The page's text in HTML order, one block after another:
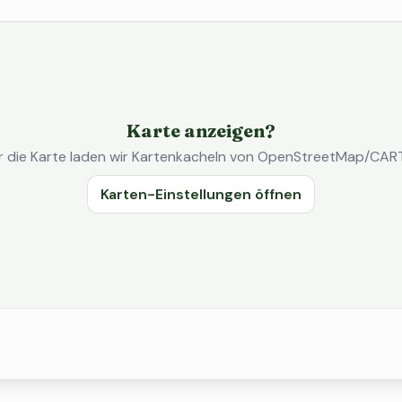
Karte anzeigen?
die Karte laden wir Kartenkacheln von OpenStreetMap/
Karten-Einstellungen öffnen